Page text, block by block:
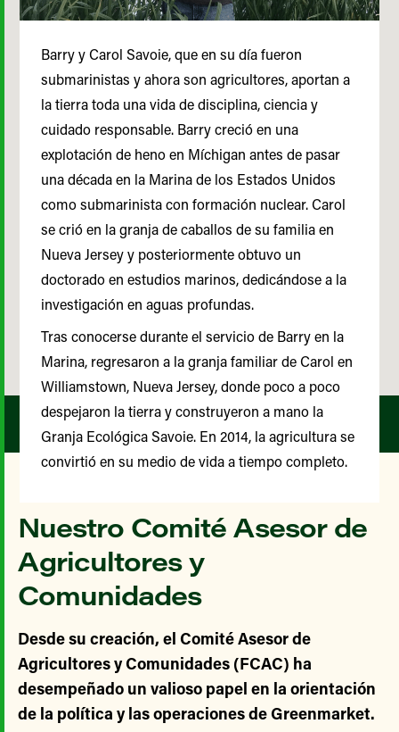
Nuestro Comité Asesor de
Agricultores y
Comunidades
Desde su creación, el Comité Asesor de
Agricultores y Comunidades (FCAC) ha
desempeñado un valioso papel en la orientación
de la política y las operaciones de Greenmarket.
Barry y Carol Savoie, que en su día fueron
submarinistas y ahora son agricultores, aportan a
la tierra toda una vida de disciplina, ciencia y
cuidado responsable. Barry creció en una
explotación de heno en Míchigan antes de pasar
una década en la Marina de los Estados Unidos
como submarinista con formación nuclear. Carol
se crió en la granja de caballos de su familia en
Nueva Jersey y posteriormente obtuvo un
doctorado en estudios marinos, dedicándose a la
investigación en aguas profundas.
Tras conocerse durante el servicio de Barry en la
Marina, regresaron a la granja familiar de Carol en
Williamstown, Nueva Jersey, donde poco a poco
despejaron la tierra y construyeron a mano la
Granja Ecológica Savoie. En 2014, la agricultura se
convirtió en su medio de vida a tiempo completo.